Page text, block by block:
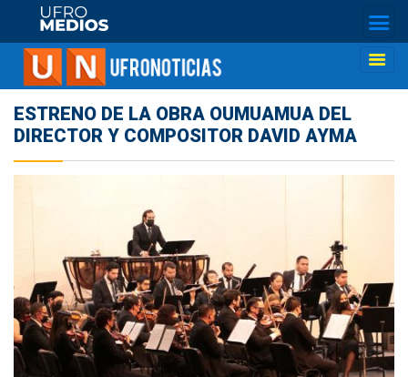
ESTRENO DE LA OBRA OUMUAMUA DEL
DIRECTOR Y COMPOSITOR DAVID AYMA